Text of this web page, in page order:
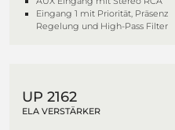
Eingang 1 mit Priorität, Präsenz
Regelung und High-Pass Filter
UP 2162
ELA VERSTÄRKER